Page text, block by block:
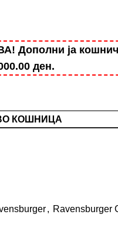
ја
ден.
КОШНИЦА
, Ravensburger